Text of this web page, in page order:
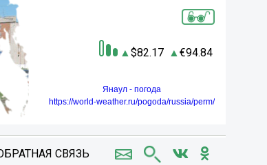
82.17 94.84
Янаул - погода
https://world-weather.ru/pogoda/russia/perm/
СВЯЗЬ